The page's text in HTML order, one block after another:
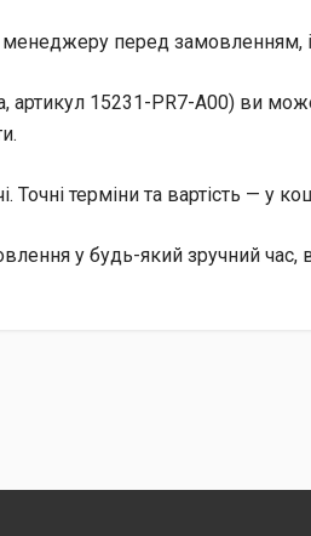
перед замовленням,
15231-PR7-A00) ви
Точні терміни та вартість — у
у будь-який зручний час,